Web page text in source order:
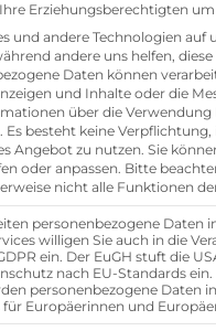
GmbHist schon
Erziehungsberechtigten
und andere Technologien auf
andere uns helfen,
Daten können
und Inhalte oder die
über die Verwendung
. Es besteht keine
Angebot zu nutzen. Sie
oder anpassen. Bitte
nicht alle Funktionen
personenbezogene Daten
willigen Sie auch in die
ein. Der EuGH stuft die
nach EU-Standards ein.
personenbezogene Daten
für Europäerinnen und